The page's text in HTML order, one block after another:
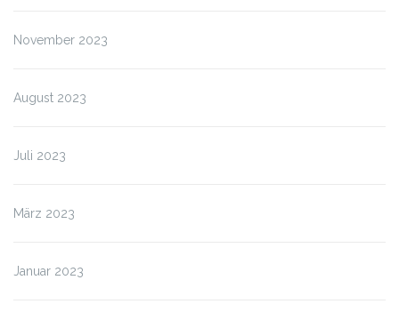
November 2023
August 2023
Juli 2023
März 2023
Januar 2023